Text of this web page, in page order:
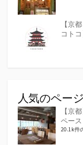
【京
コト
人気のページ
【京
ペー
20.1k件